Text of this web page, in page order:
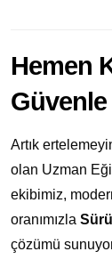
Hemen
Güvenle
Artık
olan Uzman
ekibimiz,
oranımızla
çözümü